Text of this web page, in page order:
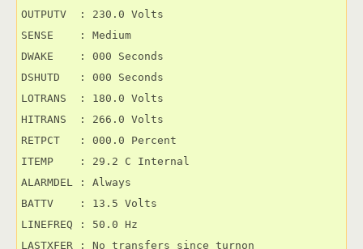
OUTPUTV  : 230.0 Volts
SENSE    : Medium
DWAKE    : 000 Seconds
DSHUTD   : 000 Seconds
LOTRANS  : 180.0 Volts
HITRANS  : 266.0 Volts
RETPCT   : 000.0 Percent
ITEMP    : 29.2 C Internal
ALARMDEL : Always
BATTV    : 13.5 Volts
LINEFREQ : 50.0 Hz
LASTXFER : No transfers since turnon